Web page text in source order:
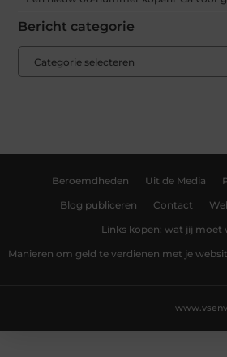
Bericht categorie
Beroemdheden Uit de Media
Blog publiceren Contact
Links kopen: wat jij
Manieren om geld te verdienen met je